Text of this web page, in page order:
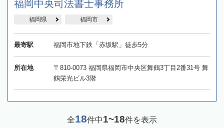
福岡中央司法書士事務所
福岡県 福岡市
最寄駅 福岡市地下鉄「赤坂駅」徒歩5分
所在地
〒810-0073 福岡県福岡市中央区舞鶴3丁目2番31号 舞
鶴栄光ビル3階
全18件中1~18件を表示